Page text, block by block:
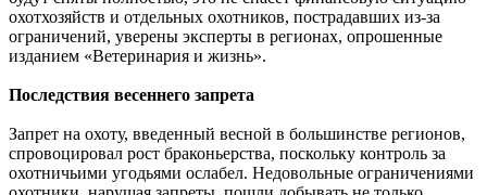
охотхозяйств и отдельных охотников, пострадавших из-за
ограничений, уверены эксперты в регионах, опрошенные
изданием «Ветеринария и жизнь».
Последствия весеннего запрета
Запрет на охоту, введенный весной в большинстве регионов,
спровоцировал рост браконьерства, поскольку контроль за
охотничьими угодьями ослабел. Недовольные ограничениями